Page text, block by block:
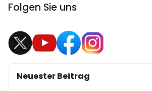
Folgen Sie uns
Neuester Beitrag